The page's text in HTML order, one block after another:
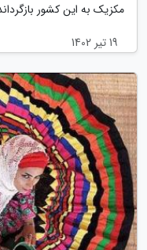
مکزیک به این کشور
19 تیر 1402